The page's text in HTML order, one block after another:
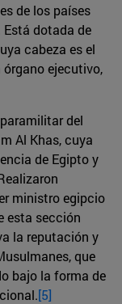
de los países
dotada de
cabeza es el
ejecutivo,
del
Al Khas, cuya
de Egipto y
ministro egipcio
esta sección
la reputación y
que
bajo la forma de
[5]